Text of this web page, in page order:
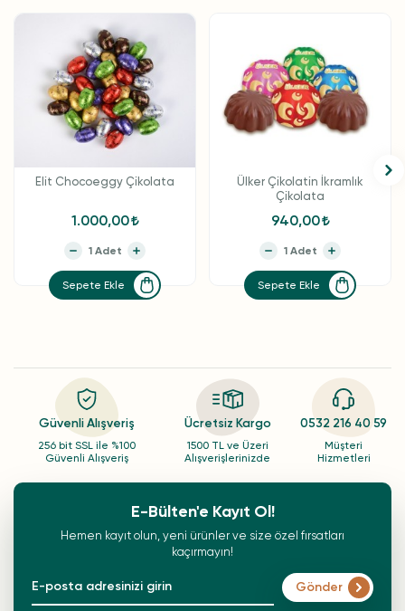
Elit Chocoeggy Çikolata
1.000,00
Sepete Ekle
Ülker Çikolatin İkramlık
Çikolata
940,00
Sepete Ekle
Güvenli Alışveriş
256 bit SSL ile %100
Güvenli Alışveriş
Ücretsiz Kargo
1500 TL ve Üzeri
Alışverişlerinizde
0532 216 40 59
Müşteri
Hizmetleri
E-Bülten'e Kayıt Ol!
Hemen kayıt olun, yeni ürünler ve size özel fırsatları
kaçırmayın!
Gönder